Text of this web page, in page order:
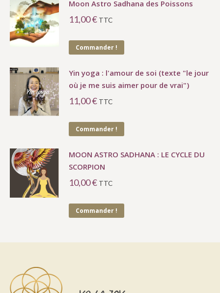
Moon Astro Sadhana des Poissons
11,00€ TTC
Commander !
Yin yoga : l'amour de soi (texte "le jour
où je me suis aimer pour de vrai")
11,00€ TTC
Commander !
MOON ASTRO SADHANA : LE CYCLE DU
SCORPION
10,00€ TTC
Commander !